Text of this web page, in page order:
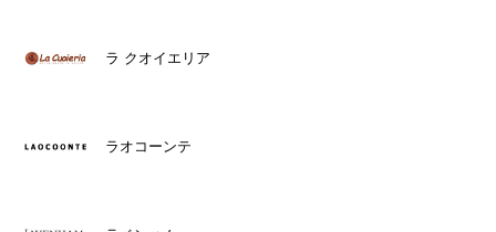
ラ クオイエリア
ラオコーンテ